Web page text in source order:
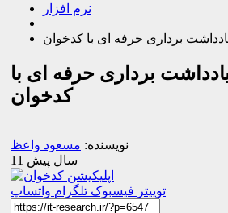
نرم افزار
برداری حرفه ای با کدخوان
برداری حرفه ای با
کدخوان
نویسنده: مسعود واعظ
11 سال پیش
توییتر فیسبوک تلگرام واتساپ